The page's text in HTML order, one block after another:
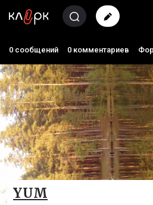
0 сообщений 0 комментариев
YUM